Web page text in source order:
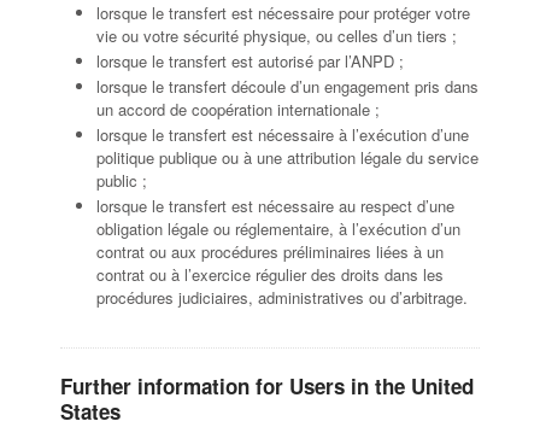
lorsque le transfert est nécessaire pour protéger votre
vie ou votre sécurité physique, ou celles d’un tiers ;
lorsque le transfert est autorisé par l’ANPD ;
lorsque le transfert découle d’un engagement pris dans
un accord de coopération internationale ;
lorsque le transfert est nécessaire à l’exécution d’une
politique publique ou à une attribution légale du service
public ;
lorsque le transfert est nécessaire au respect d’une
obligation légale ou réglementaire, à l’exécution d’un
contrat ou aux procédures préliminaires liées à un
contrat ou à l’exercice régulier des droits dans les
procédures judiciaires, administratives ou d’arbitrage.
Further information for Users in the United
States